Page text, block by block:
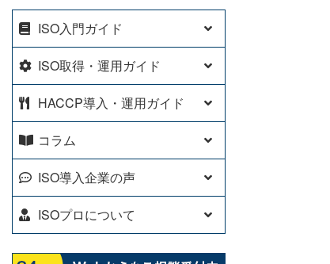
ISO入門ガイド
ISO取得・運用ガイド
HACCP導入・運用ガイド
コラム
ISO導入企業の声
ISOプロについて